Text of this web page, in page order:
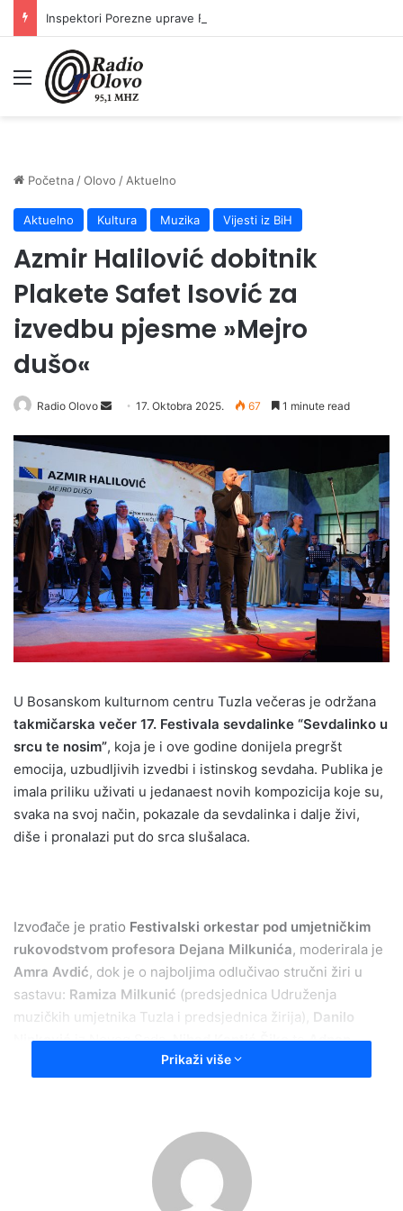
Meni
Početna /Olovo / Aktuelno
Aktuelno Kultura Muzika Vijesti iz BiH
Azmir Halilović dobitnik
Plakete Safet Isović za
izvedbu pjesme »Mejro
dušo«
Radio Olovo
n
e
m
i
l
17. Oktobra 2025. 67 1 minute read
U Bosanskom kulturnom centru Tuzla večeras je održana
takmičarska večer 17. Festivala sevdalinke “Sevdalinko u
srcu te nosim”, koja je i ove godine donijela pregršt
emocija, uzbudljivih izvedbi i istinskog sevdaha. Publika je
imala priliku uživati u jedanaest novih kompozicija koje su,
svaka na svoj način, pokazale da sevdalinka i dalje živi,
diše i pronalazi put do srca slušalaca.
Izvođače je pratio Festivalski orkestar pod umjetničkim
rukovodstvom profesora Dejana Milkunića, moderirala je
Amra Avdić, dok je o najboljima odlučivao stručni žiri u
sastavu: Ramiza Milkunić (predsjednica Udruženja
muzičkih umjetnika Tuzla i predsjednica žirija), Danilo
Ninkovićiz Novog Sada,Nihad Kantić ŠiketeAdnan
iz Novog Pazara.Prikaži više